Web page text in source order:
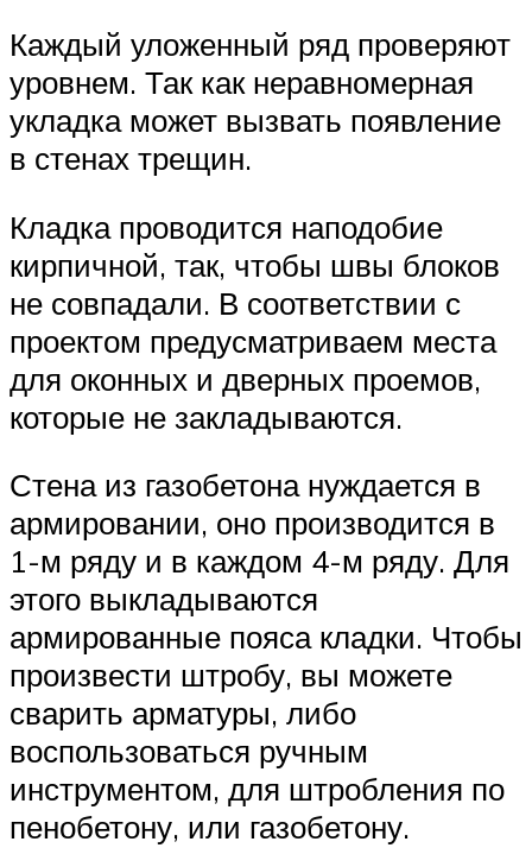
Каждый уложенный ряд проверяют
уровнем. Так как неравномерная
укладка может вызвать появление
в стенах трещин.
Кладка проводится наподобие
кирпичной, так, чтобы швы блоков
не совпадали. В соответствии с
проектом предусматриваем места
для оконных и дверных проемов,
которые не закладываются.
Стена из газобетона нуждается в
армировании, оно производится в
1-м ряду и в каждом 4-м ряду. Для
этого выкладываются
армированные пояса кладки. Чтобы
произвести штробу, вы можете
сварить арматуры, либо
воспользоваться ручным
инструментом, для штробления по
пенобетону, или газобетону.